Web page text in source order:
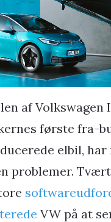
af Volkswagen
første fra-
elbil,
problemer.
VW på at